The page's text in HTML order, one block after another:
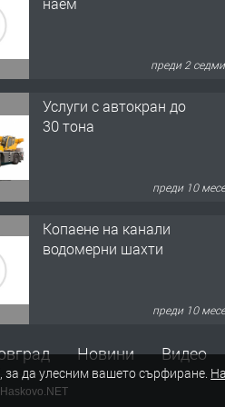
Услуги с автокран до
30 тона
Копаене на канали
водомерни шахти
Копаене на канали
Новини Видео
Haskovo.NET
за да улесним вашето сърфиране.